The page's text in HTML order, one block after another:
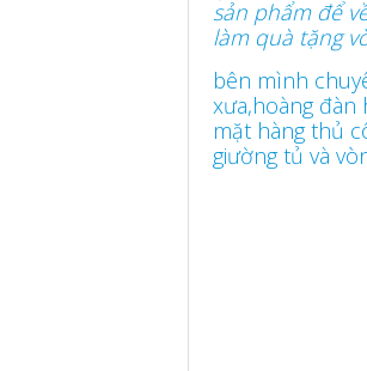
sản phẩm để
làm quà tặng
bên mình
xưa,hoàng đàn
mặt hàng thủ
giường tủ và